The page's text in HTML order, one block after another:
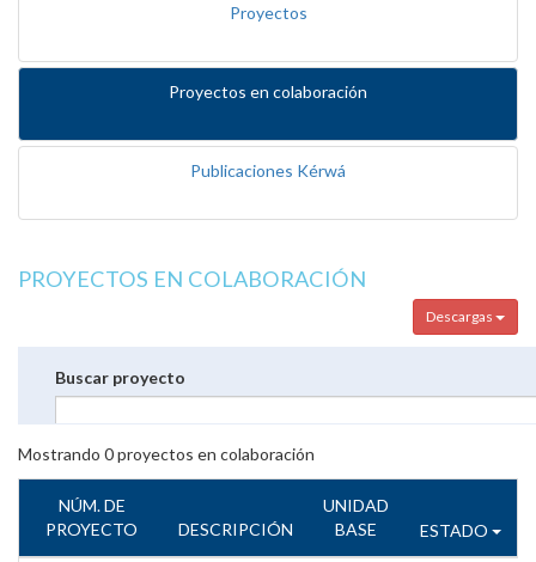
Proyectos
Proyectos en colaboración
Publicaciones Kérwá
PROYECTOS EN COLABORACIÓN
Descargas
Buscar proyecto
Mostrando 0proyectos en colaboración
NÚM. DE
PROYECTO
DESCRIPCIÓN
UNIDAD
BASE
ESTADO